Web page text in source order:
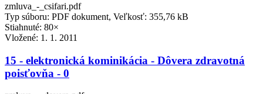
zmluva_-_csifari.pdf
Typ súboru: PDF dokument, Veľkosť: 355,76 kB
Stiahnuté: 80×
Vložené: 1. 1. 2011
15 - elektronická kominikácia - Dôvera zdravotná
poisťovňa - 0